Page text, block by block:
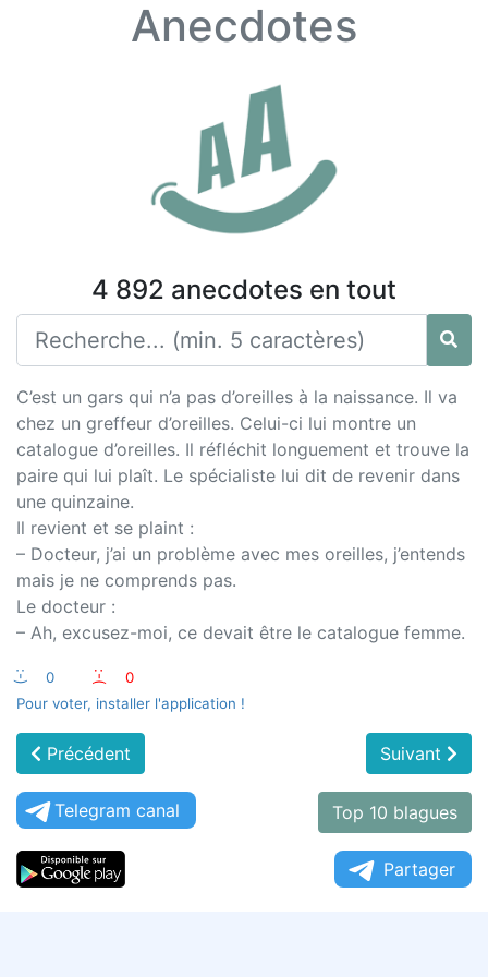
Anecdotes
4 892 anecdotes en tout
C’est un gars qui n’a pas d’oreilles à la naissance. Il va
chez un greffeur d’oreilles. Celui-ci lui montre un
catalogue d’oreilles. Il réfléchit longuement et trouve la
paire qui lui plaît. Le spécialiste lui dit de revenir dans
une quinzaine.
Il revient et se plaint :
– Docteur, j’ai un problème avec mes oreilles, j’entends
mais je ne comprends pas.
Le docteur :
– Ah, excusez-moi, ce devait être le catalogue femme.
:-) 0 :-(
0
Pour voter, installer l'application !
Précédent Suivant
Telegram canal Top 10 blagues
Partager